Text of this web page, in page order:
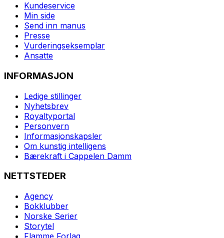
Kundeservice
Min side
Send inn manus
Presse
Vurderingseksemplar
Ansatte
INFORMASJON
Ledige stillinger
Nyhetsbrev
Royaltyportal
Personvern
Informasjonskapsler
Om kunstig intelligens
Bærekraft i Cappelen Damm
NETTSTEDER
Agency
Bokklubber
Norske Serier
Storytel